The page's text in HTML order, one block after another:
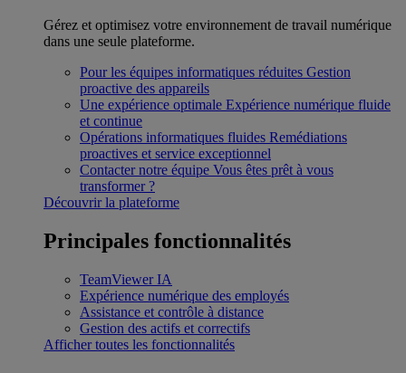
Gérez et optimisez votre environnement de travail numérique
dans une seule plateforme.
Pour les équipes informatiques réduites Gestion
proactive des appareils
Une expérience optimale Expérience numérique fluide
et continue
Opérations informatiques fluides Remédiations
proactives et service exceptionnel
Contacter notre équipe Vous êtes prêt à vous
transformer ?
Découvrir la plateforme
Principales fonctionnalités
TeamViewer IA
Expérience numérique des employés
Assistance et contrôle à distance
Gestion des actifs et correctifs
Afficher toutes les fonctionnalités